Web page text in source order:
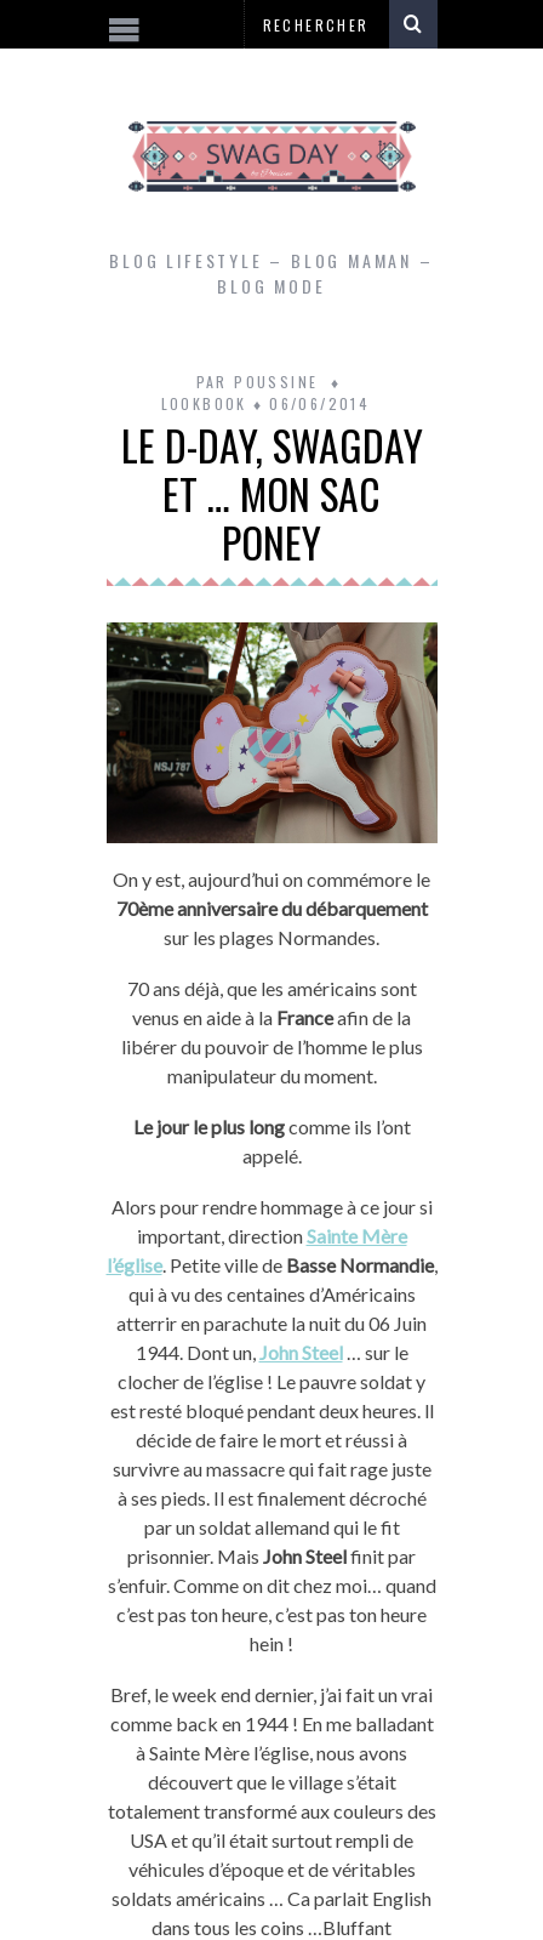
BLOG LIFESTYLE – BLOG MAMAN –
BLOG MODE
PAR POUSSINE
LOOKBOOK
06/06/2014
LE D-DAY, SWAGDAY
ET … MON SAC
PONEY
On y est, aujourd’hui on commémore le
70ème anniversaire du débarquement
sur les plages Normandes.
70 ans déjà, que les américains sont
venus en aide à la Franceafin de la
libérer du pouvoir de l’homme le plus
manipulateur du moment.
Le jour le plus longcomme ils l’ont
appelé.
Alors pour rendre hommage à ce jour si
important, directionSainte Mère
l’église. Petite ville de Basse Normandie,
qui à vu des centaines d’Américains
atterrir en parachute la nuit du 06 Juin
1944. Dont un,John Steel… sur le
clocher de l’église ! Le pauvre soldat y
est resté bloqué pendant deux heures. ll
décide de faire le mort et réussi à
survivre au massacre qui fait rage juste
à ses pieds. Il est finalement décroché
par un soldat allemand qui le fit
prisonnier. Mais John Steelfinit par
s’enfuir. Comme on dit chez moi… quand
c’est pas ton heure, c’est pas ton heure
hein !
Bref, le week end dernier, j’ai fait un vrai
comme back en 1944 ! En me balladant
à Sainte Mère l’église, nous avons
découvert que le village s’était
totalement transformé aux couleurs des
USA et qu’il était surtout rempli de
véhicules d’époque et de véritables
soldats américains … Ca parlait English
dans tous les coins …Bluffant